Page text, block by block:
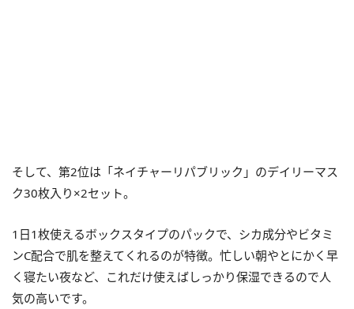
そして、第2位は「ネイチャーリパブリック」のデイリーマス
ク30枚入り×2セット。
1日1枚使えるボックスタイプのパックで、シカ成分やビタミ
ンC配合で肌を整えてくれるのが特徴。忙しい朝やとにかく早
く寝たい夜など、これだけ使えばしっかり保湿できるので人
気の高いです。